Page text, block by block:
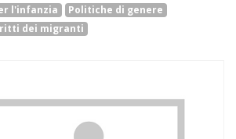
l'infanzia
Politiche di genere
dei migranti